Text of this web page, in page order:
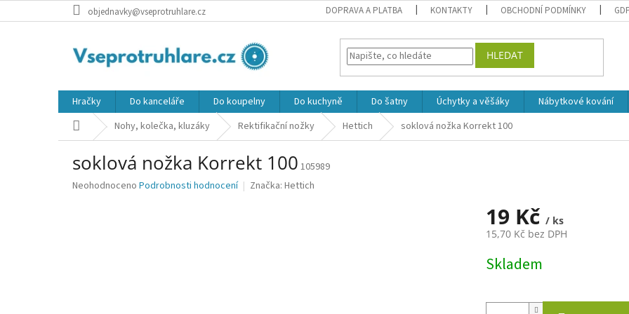
na
objednavky@vseprotruhlare.cz DOPRAVA A PLATBA KONTAKTY OBCHODNÍ PODMÍNKY
HLEDAT
Hračky Do kanceláře Do koupelny Do kuchyně Do šatny Úchytky a věšáky Nábytkové kování
Domů Nohy, kolečka, kluzáky Rektifikační nožky Hettich soklová nožka Korrekt 100
soklová nožka Korrekt 100 105989
Průměrné
Neohodnoceno Podrobnosti hodnocení Značka: Hettich
19 Kč / ks
15,70 Kč bez DPH
cena:
Skladem